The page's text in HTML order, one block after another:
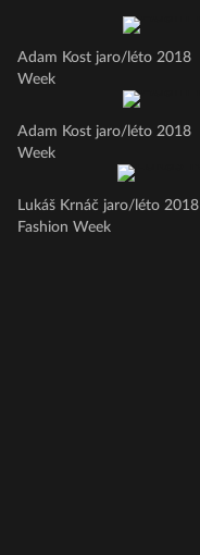
Adam Kost jaro/léto 2018
Week
Adam Kost jaro/léto 2018
Week
Lukáš Krnáč jaro/léto 2018
Fashion Week